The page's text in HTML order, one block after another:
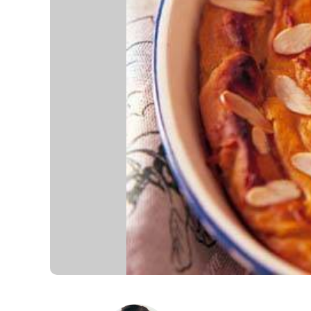
K
エ
デ
ュ
ケ
ー
シ
ナ
ル
「
み
ん
な
の
き
ょ
う
の